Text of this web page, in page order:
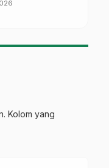
di Pati
Kolom yang